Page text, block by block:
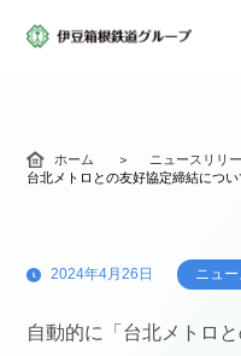
ホーム
ニュースリリ
台北メトロとの友好協定締結につい
2024年4月26日 ニュ
自動的に「台北メトロ